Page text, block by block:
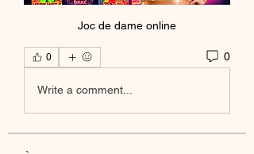
Joc de dame online
0 0
Write a comment...